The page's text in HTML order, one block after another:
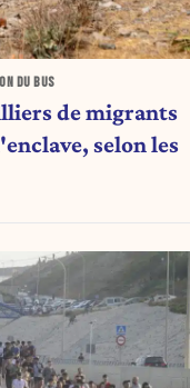
DU BUS
de migrants
selon les